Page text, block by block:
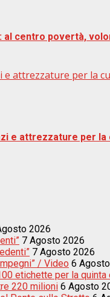
al centro povertà,
attrezzature per la
e attrezzature per la
2026
7 Agosto 2026
7 Agosto 2026
/ Video 6
etichette per la
220 milioni 6 Agosto